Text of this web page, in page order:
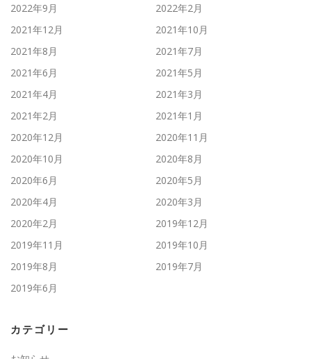
2022年9月
2022年2月
2021年12月
2021年10月
2021年8月
2021年7月
2021年6月
2021年5月
2021年4月
2021年3月
2021年2月
2021年1月
2020年12月
2020年11月
2020年10月
2020年8月
2020年6月
2020年5月
2020年4月
2020年3月
2020年2月
2019年12月
2019年11月
2019年10月
2019年8月
2019年7月
2019年6月
カテゴリー